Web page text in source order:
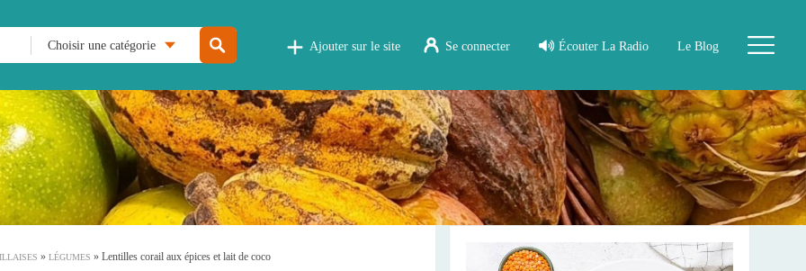
Choisir une catégorie Ajouter sur le site Se connecter Écouter La Radio Le Blog
» LÉGUMES » Lentilles corail aux épices et lait de coco